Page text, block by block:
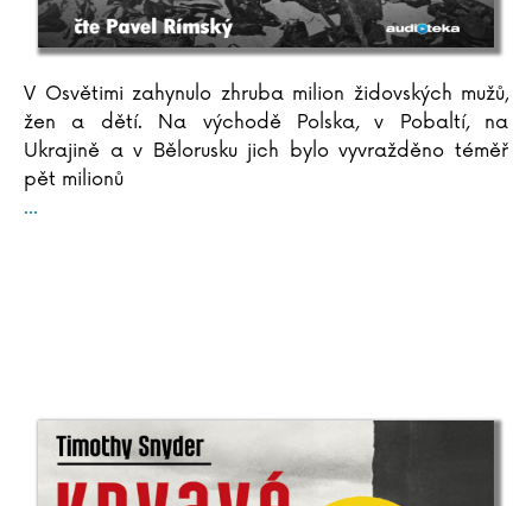
V Osvětimi zahynulo zhruba milion židovských mužů,
žen a dětí. Na východě Polska, v Pobaltí, na
Ukrajině a v Bělorusku jich bylo vyvražděno téměř
pět milionů
...